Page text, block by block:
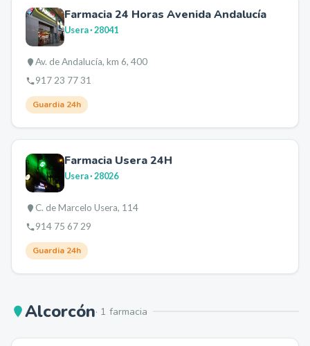
Farmacia 24 Horas Avenida Andalucía
Usera· 28041
Av. de Andalucía, km 6, 400
917 23 77 31
Guardia 24h
Farmacia Usera 24H
Usera· 28026
C. de Marcelo Usera, 114
914 75 67 29
Guardia 24h
Alcorcón· 1 farmacia